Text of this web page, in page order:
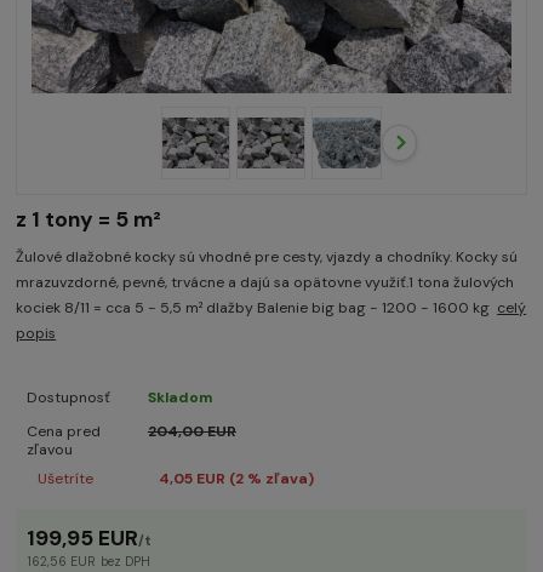
z 1 tony = 5 m²
Žulové dlažobné kocky sú vhodné pre cesty, vjazdy a chodníky. Kocky sú
mrazuvzdorné, pevné, trvácne a dajú sa opätovne využiť.1 tona žulových
kociek 8/11 = cca 5 - 5,5 m² dlažby Balenie big bag - 1200 - 1600 kg celý
popis
Dostupnosť
Skladom
Cena pred
zľavou
204,00 EUR
Ušetríte 4,05 EUR (2% zľava)
199,95 EUR/t
162,56 EUR bez DPH